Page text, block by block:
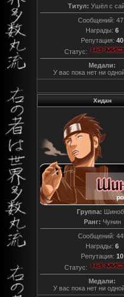
Титул: Ушёл с
Сообщений:
Награды: 6
Репутация: 40
Статус:
Медали:
У вас пока нет ни
Хидан
Группа:
Ранг: Чунин
Сообщений:
Награды: 6
Репутация: 10
Статус:
Медали:
У вас пока нет ни